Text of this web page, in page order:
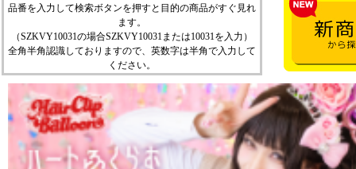
品番を入力して検索ボタンを押すと目的の商品がすぐ見れ
ます。
（SZKVY10031の場合SZKVY10031または10031を入力）
全角半角認識しておりますので、英数字は半角で入力して
ください。